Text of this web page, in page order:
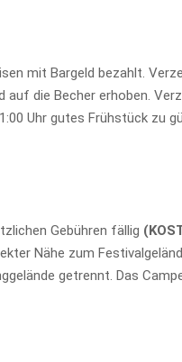
mit Bargeld bezahlt.
die Becher erhoben.
Uhr gutes Frühstück zu
Gebühren fällig
Nähe zum
getrennt. Das